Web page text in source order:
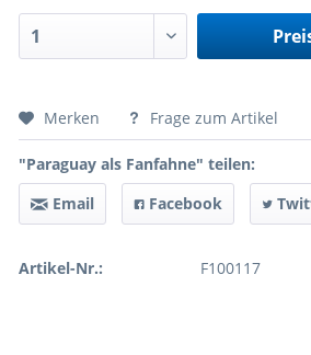
Preis anfragen
Merken Frage zum Artikel
"Paraguay als Fanfahne" teilen:
Email
Facebook
Artikel-Nr.: F100117